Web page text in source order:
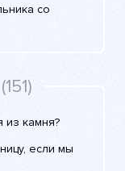
со
(151)
из камня?
если мы